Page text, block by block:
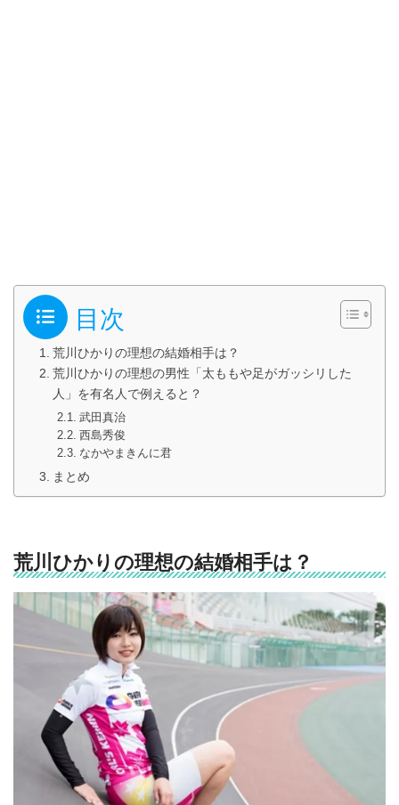
目次
荒川ひかりの理想の結婚相手は？
荒川ひかりの理想の男性「太ももや足がガッシリした
人」を有名人で例えると？
武田真治
西島秀俊
なかやまきんに君
まとめ
荒川ひかりの理想の結婚相手は？